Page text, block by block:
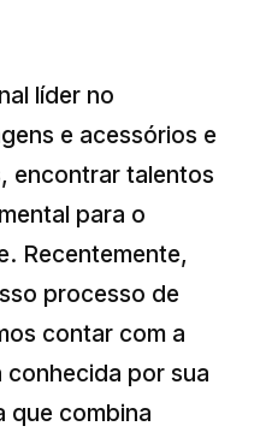
líder no
e acessórios e
encontrar talentos
para o
Recentemente,
processo de
contar com a
conhecida por sua
que combina